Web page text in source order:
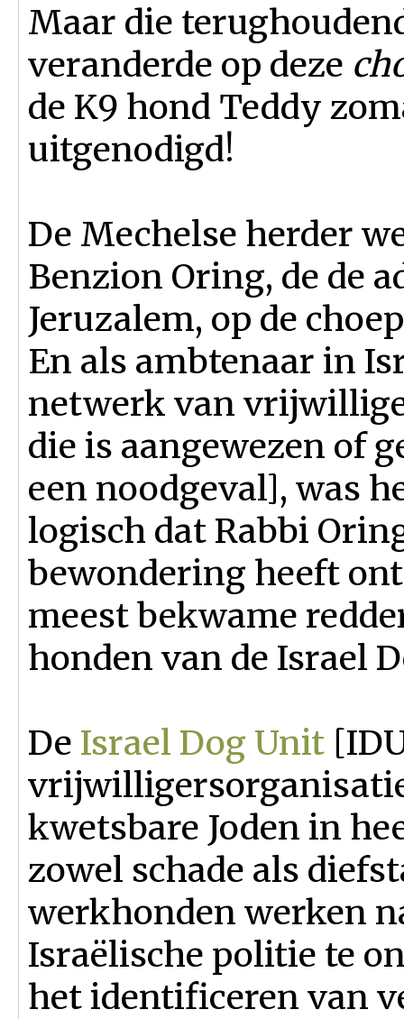
Maar die
veranderde op deze
de K9 hond Teddy
uitgenodigd!
De Mechelse herder
Benzion Oring, de de
Jeruzalem, op de
En als ambtenaar in
netwerk van
die is aangewezen of
een noodgeval], was
logisch dat Rabbi
bewondering heeft
meest bekwame
honden van de Israel
De Israel Dog Unit
kwetsbare Joden in
zowel schade als
werkhonden werken
Israëlische politie te
het identificeren van